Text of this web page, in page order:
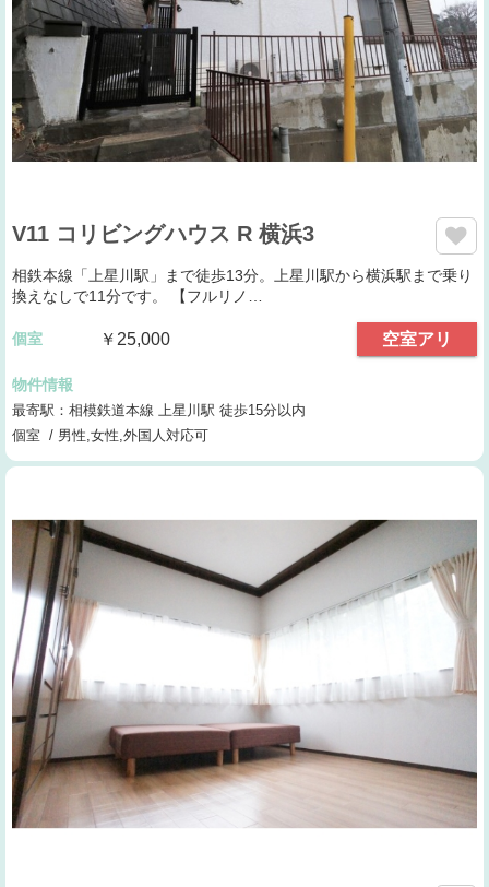
V11 コリビングハウス R 横浜3
相鉄本線「上星川駅」まで徒歩13分。上星川駅から横浜駅まで乗り
換えなしで11分です。 【フルリノ…
個室 ￥25,000 空室アリ
物件情報
最寄駅：相模鉄道本線 上星川駅 徒歩15分以内
個室 / 男性,女性,外国人対応可